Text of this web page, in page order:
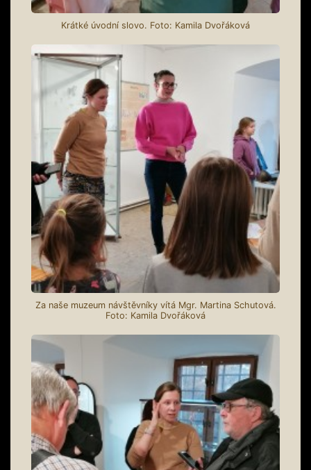
Krátké úvodní slovo. Foto: Kamila Dvořáková
Za naše muzeum návštěvníky vítá Mgr. Martina Schutová.
Foto: Kamila Dvořáková